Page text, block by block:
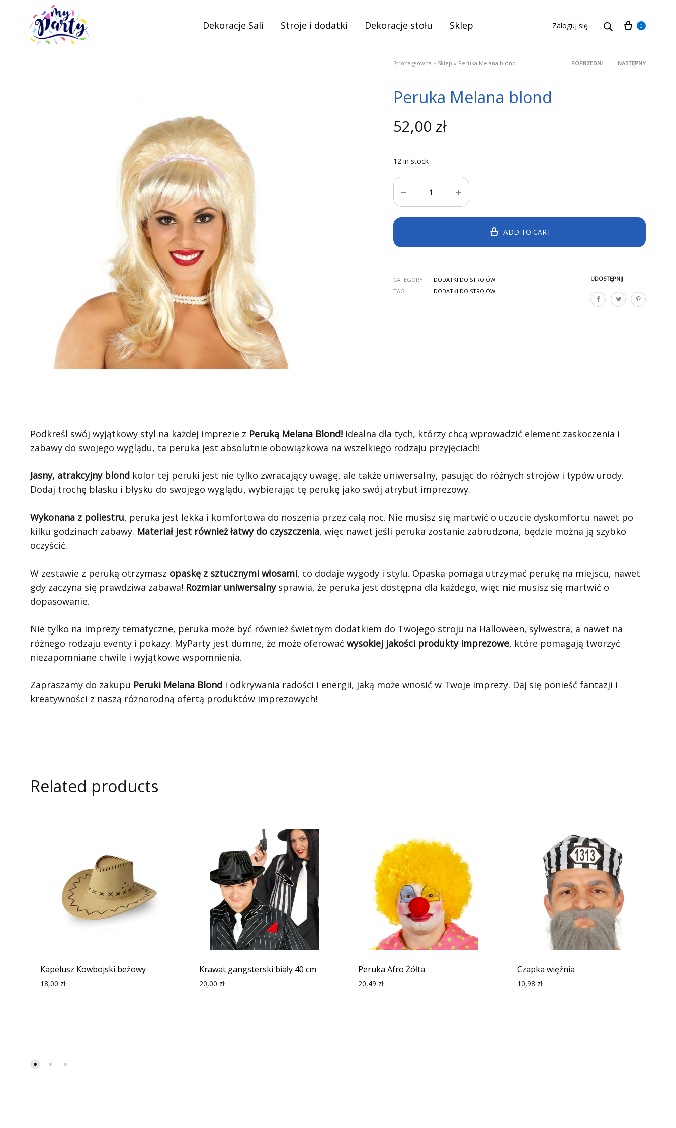
Dekoracje Sali Stroje i dodatki Dekoracje stołu Sklep Zaloguj się Cart
0
Strona główna » Sklep » Peruka Melana blond
Product
POPRZEDNI NASTĘPNY
Peruka Melana blond
52,00 zł
12 in stock
Quantity
ADD TO CART
UDOSTĘPNIJ
CATEGORY
DODATKI DO STROJÓW
TAG
DODATKI DO STROJÓW
Podkreśl swój wyjątkowy styl na każdej imprezie z Peruką Melana Blond! Idealna dla tych, którzy chcą wprowadzić element zaskoczenia i
zabawy do swojego wyglądu, ta peruka jest absolutnie obowiązkowa na wszelkiego rodzaju przyjęciach!
Jasny, atrakcyjny blond kolor tej peruki jest nie tylko zwracający uwagę, ale także uniwersalny, pasując do różnych strojów i typów urody.
Dodaj trochę blasku i błysku do swojego wyglądu, wybierając tę perukę jako swój atrybut imprezowy.
Wykonana z poliestru, peruka jest lekka i komfortowa do noszenia przez całą noc. Nie musisz się martwić o uczucie dyskomfortu nawet po
kilku godzinach zabawy. Materiał jest również łatwy do czyszczenia, więc nawet jeśli peruka zostanie zabrudzona, będzie można ją szybko
oczyścić.
W zestawie z peruką otrzymasz opaskę z sztucznymi włosami, co dodaje wygody i stylu. Opaska pomaga utrzymać perukę na miejscu, nawet
gdy zaczyna się prawdziwa zabawa! Rozmiar uniwersalnysprawia, że peruka jest dostępna dla każdego, więc nie musisz się martwić o
dopasowanie.
Nie tylko na imprezy tematyczne, peruka może być również świetnym dodatkiem do Twojego stroju na Halloween, sylwestra, a nawet na
różnego rodzaju eventy i pokazy. MyParty jest dumne, że może oferować wysokiej jakości produkty imprezowe, które pomagają tworzyć
niezapomniane chwile i wyjątkowe wspomnienia.
Zapraszamy do zakupu Peruki Melana Blond i odkrywania radości i energii, jaką może wnosić w Twoje imprezy. Daj się ponieść fantazji i
kreatywności z naszą różnorodną ofertą produktów imprezowych!
Related products
Kapelusz Kowbojski beżowy
18,00 zł
Krawat gangsterski biały 40 cm
20,00 zł
Peruka Afro Żółta
20,49 zł
Czapka więźnia
10,98 zł